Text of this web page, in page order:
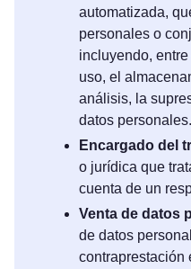
automatizada,
personales o
incluyendo,
uso, el
análisis, la
datos personales.
Encargado del
o jurídica que
cuenta de un
Venta de datos
de datos
contraprestación